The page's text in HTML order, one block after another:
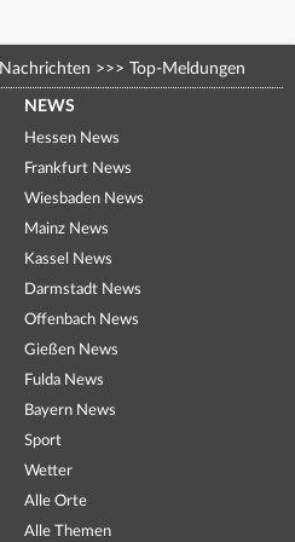
Nachrichten >>> Top-Meldungen
NEWS
Hessen News
Frankfurt News
Wiesbaden News
Mainz News
Kassel News
Darmstadt News
Offenbach News
Gießen News
Fulda News
Bayern News
Sport
Wetter
Alle Orte
Alle Themen